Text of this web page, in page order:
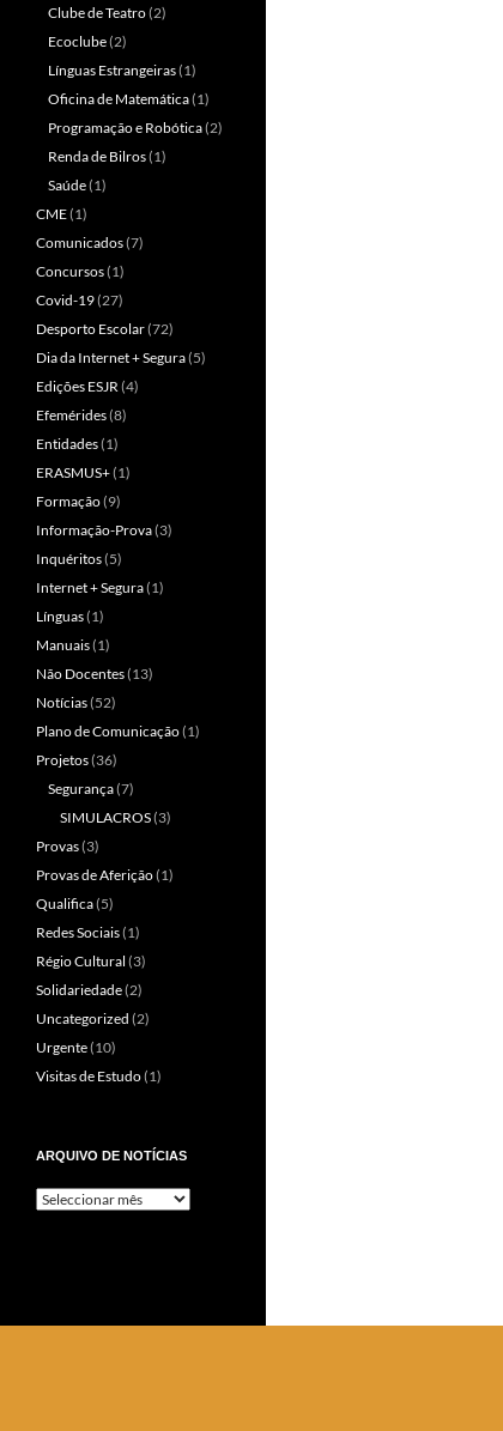
Clube de Teatro(2)
Ecoclube(2)
Línguas Estrangeiras(1)
Oficina de Matemática(1)
Programação e Robótica(2)
Renda de Bilros(1)
Saúde(1)
CME(1)
Comunicados(7)
Concursos(1)
Covid-19(27)
Desporto Escolar(72)
Dia da Internet + Segura(5)
Edições ESJR (4)
Efemérides(8)
Entidades(1)
ERASMUS+(1)
Formação(9)
Informação-Prova(3)
Inquéritos(5)
Internet + Segura(1)
Línguas(1)
Manuais(1)
Não Docentes(13)
Notícias(52)
Plano de Comunicação(1)
Projetos(36)
Segurança(7)
SIMULACROS(3)
Provas(3)
Provas de Aferição(1)
Qualifica(5)
Redes Sociais(1)
Régio Cultural (3)
Solidariedade(2)
Uncategorized (2)
Urgente(10)
Visitas de Estudo(1)
ARQUIVO DE NOTÍCIAS
Arquivo